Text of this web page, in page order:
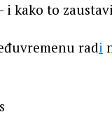
i kako to
radi